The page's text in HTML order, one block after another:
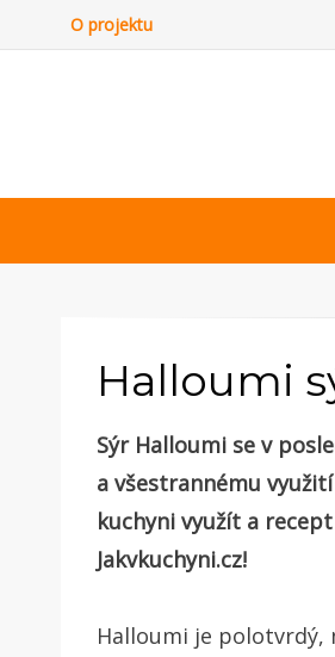
O projektu
Halloumi
Sýr Halloumi se v
a všestrannému
kuchyni využít a
Jakvkuchyni.cz!
Halloumi je polotvrdý,